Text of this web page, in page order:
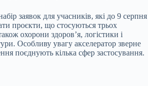
заявок для учасників, які до 9 серпня
проєкти, що стосуються трьох
охорони здоровʼя, логістики і
Особливу увагу акселератор зверне
поєднують кілька сфер застосування.